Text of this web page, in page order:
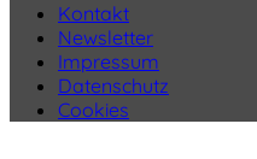
Kontakt
Newsletter
Impressum
Datenschutz
Cookies